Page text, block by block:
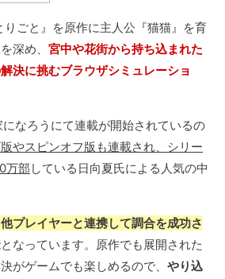
ごと』を原作に主人公『猫猫』を育
深め、 宮中や花街から持ち込まれた
決に挑むブラウザシミュレーショ
なろうにて連載が開始されているの
やスピンオフ版も連載され、シリー
万部 している日向夏氏による人気の中
プレイヤーと連携して調合を成功さ
なっています。原作でも展開された
がゲームでも楽しめるので、 やり込